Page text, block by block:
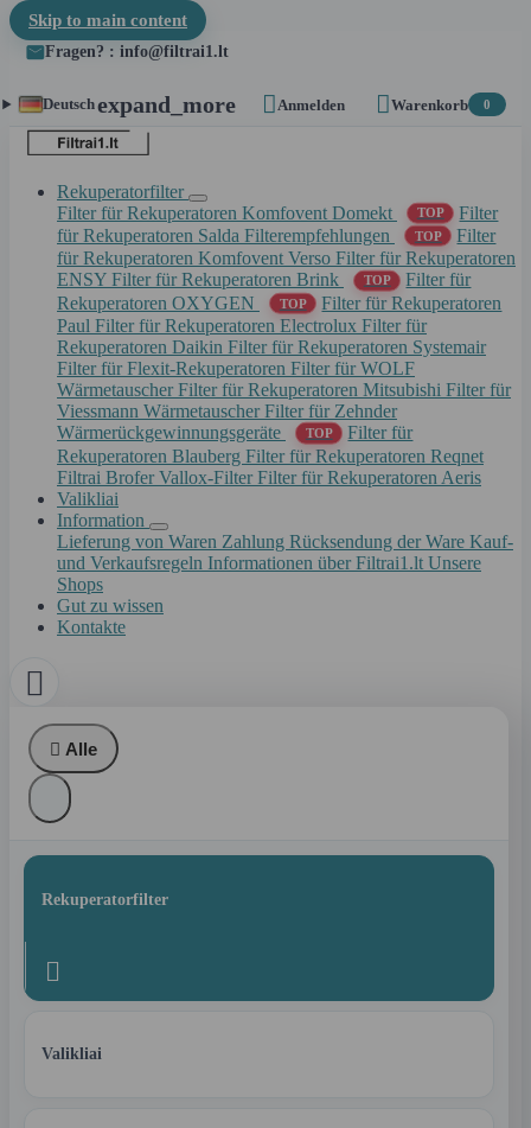
Skip to main content
Fragen? : info@filtrai1.lt
Deutschexpand_more  Anmelden Warenkorb 0
Rekuperatorfilter
Filter für Rekuperatoren Komfovent Domekt
TOP
Filter
für Rekuperatoren Salda Filterempfehlungen TOP
Filter
für Rekuperatoren Komfovent Verso Filter für Rekuperatoren
ENSY Filter für Rekuperatoren Brink TOP
Filter für
Rekuperatoren OXYGEN
TOP
Filter für Rekuperatoren
Paul Filter für Rekuperatoren Electrolux Filter für
Rekuperatoren Daikin Filter für Rekuperatoren Systemair
Filter für Flexit-Rekuperatoren Filter für WOLF
Wärmetauscher Filter für Rekuperatoren Mitsubishi Filter für
Viessmann Wärmetauscher Filter für Zehnder
Wärmerückgewinnungsgeräte
TOP
Filter für
Rekuperatoren Blauberg Filter für Rekuperatoren Reqnet
Filtrai Brofer Vallox-Filter Filter für Rekuperatoren Aeris
Valikliai
Information
Lieferung von Waren Zahlung Rücksendung der Ware Kauf-
und Verkaufsregeln Informationen über Filtrai1.lt Unsere
Shops
Gut zu wissen
Kontakte

 Alle
Rekuperatorfilter

Valikliai